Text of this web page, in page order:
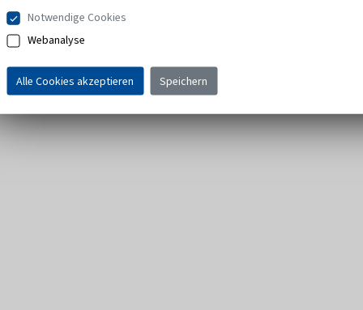
Notwendige Cookies
Webanalyse
Alle Cookies akzeptieren Speichern